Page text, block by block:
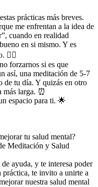
prácticas más breves.
me enfrentan a la idea de
cuando en realidad
en si mismo. Y es
🧘‍♀️
forzarnos si es que
así, una meditación de 5-7
de tu día. Y quizás en otro
más larga. ⏰
espacio para ti. 🌟
tu salud mental?
Meditación y Salud
ayuda, y te interesa poder
práctica, te invito a unirte a
nuestra salud mental